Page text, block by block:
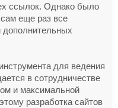
ссылок. Однако было
еще раз все
дополнительных
для ведения
в сотрудничестве
и максимальной
разработка сайтов